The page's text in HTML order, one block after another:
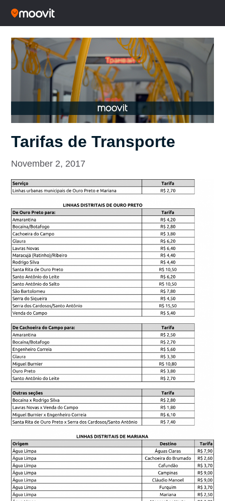
Tarifas de Transporte
November 2, 2017